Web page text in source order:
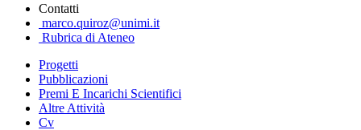
Contatti
marco.quiroz@unimi.it
Rubrica di Ateneo
Progetti
Pubblicazioni
Premi E Incarichi Scientifici
Altre Attività
Cv